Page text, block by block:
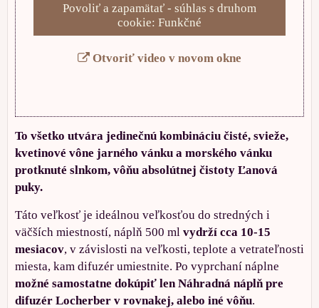
Povoliť a zapamätať - súhlas s druhom
cookie: Funkčné
Otvoriť video v novom okne
To všetko utvára jedinečnú kombináciu čisté, svieže,
kvetinové vône jarného vánku a morského vánku
protknuté slnkom, vôňu absolútnej čistoty Ľanová
puky.
Táto veľkosť je ideálnou veľkosťou do stredných i
väčších miestností, náplň 500 ml vydrží cca 10-15
mesiacov, v závislosti na veľkosti, teplote a vetrateľnosti
miesta, kam difuzér umiestnite. Po vyprchaní náplne
možné samostatne dokúpiť len Náhradná náplň pre
difuzér Locherber v rovnakej, alebo iné vôňu.